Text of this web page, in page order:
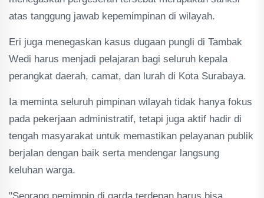
atas tanggung jawab kepemimpinan di wilayah.
Eri juga menegaskan kasus dugaan pungli di Tambak
Wedi harus menjadi pelajaran bagi seluruh kepala
perangkat daerah, camat, dan lurah di Kota Surabaya.
Ia meminta seluruh pimpinan wilayah tidak hanya fokus
pada pekerjaan administratif, tetapi juga aktif hadir di
tengah masyarakat untuk memastikan pelayanan publik
berjalan dengan baik serta mendengar langsung
keluhan warga.